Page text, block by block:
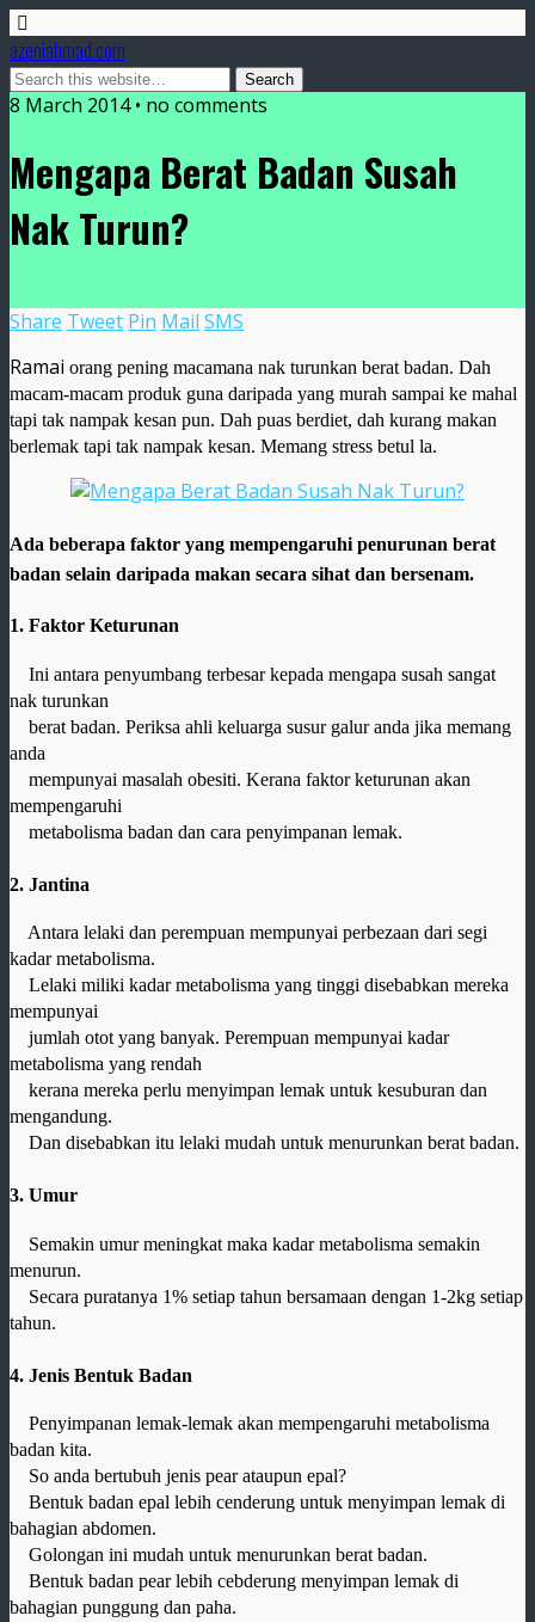
azeniahmad.com
8 March 2014 • no comments
Mengapa Berat Badan Susah
Nak Turun?
Share Tweet Pin Mail SMS
Ramai orang pening macamana nak turunkan berat badan. Dah
macam-macam produk guna daripada yang murah sampai ke mahal
tapi tak nampak kesan pun. Dah puas berdiet, dah kurang makan
berlemak tapi tak nampak kesan. Memang stress betul la.
Ada beberapa faktor yang mempengaruhi penurunan berat
badan selain daripada makan secara sihat dan bersenam.
1. Faktor Keturunan
Ini antara penyumbang terbesar kepada mengapa susah sangat
nak turunkan
berat badan. Periksa ahli keluarga susur galur anda jika memang
anda
mempunyai masalah obesiti. Kerana faktor keturunan akan
mempengaruhi
metabolisma badan dan cara penyimpanan lemak.
2. Jantina
Antara lelaki dan perempuan mempunyai perbezaan dari segi
kadar metabolisma.
Lelaki miliki kadar metabolisma yang tinggi disebabkan mereka
mempunyai
jumlah otot yang banyak. Perempuan mempunyai kadar
metabolisma yang rendah
kerana mereka perlu menyimpan lemak untuk kesuburan dan
mengandung.
Dan disebabkan itu lelaki mudah untuk menurunkan berat badan.
3. Umur
Semakin umur meningkat maka kadar metabolisma semakin
menurun.
Secara puratanya 1% setiap tahun bersamaan dengan 1-2kg setiap
tahun.
4. Jenis Bentuk Badan
Penyimpanan lemak-lemak akan mempengaruhi metabolisma
badan kita.
So anda bertubuh jenis pear ataupun epal?
Bentuk badan epal lebih cenderung untuk menyimpan lemak di
bahagian abdomen.
Golongan ini mudah untuk menurunkan berat badan.
Bentuk badan pear lebih cebderung menyimpan lemak di
bahagian punggung dan paha.